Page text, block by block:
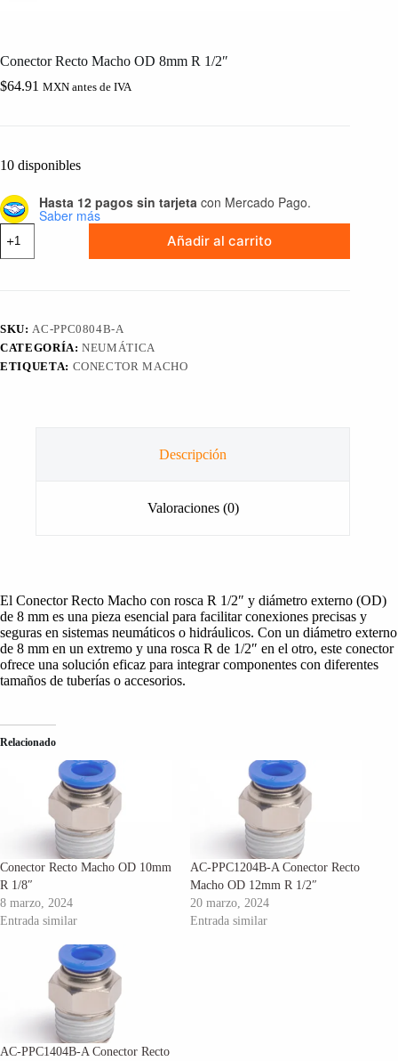
Conector Recto Macho OD 8mm R 1/2″
$64.91 MXN antes de IVA
10 disponibles
Hasta 12 pagos sin tarjeta con Mercado Pago.
Saber más
Recto
Macho
cantidad
Añadir al carrito
SKU: AC-PPC0804B-A
CATEGORÍA:NEUMÁTICA
ETIQUETA: CONECTOR MACHO
Descripción
Valoraciones (0)
El Conector Recto Macho con rosca R 1/2″ y diámetro externo (OD)
de 8 mm es una pieza esencial para facilitar conexiones precisas y
seguras en sistemas neumáticos o hidráulicos. Con un diámetro externo
de 8 mm en un extremo y una rosca R de 1/2″ en el otro, este conector
ofrece una solución eficaz para integrar componentes con diferentes
tamaños de tuberías o accesorios.
Relacionado
Conector Recto Macho OD 10mm
R 1/8″
8 marzo, 2024
Entrada similar
AC-PPC1204B-A Conector Recto
Macho OD 12mm R 1/2″
20 marzo, 2024
Entrada similar
AC-PPC1404B-A Conector Recto